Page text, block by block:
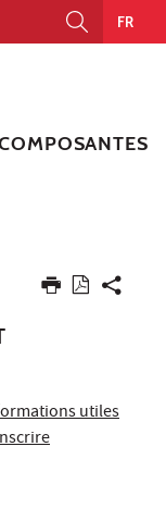
FR
utiles